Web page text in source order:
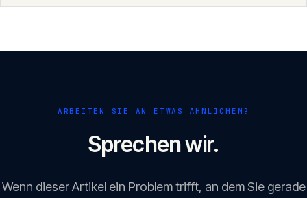
ARBEITEN SIE AN ETWAS ÄHNLICHEM?
Sprechen wir.
Wenn dieser Artikel ein Problem trifft, an dem Sie gerade